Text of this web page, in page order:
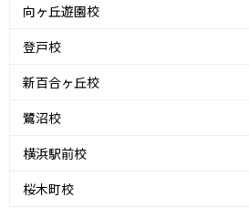
向ヶ丘遊園校
登戸校
新百合ヶ丘校
鷺沼校
横浜駅前校
桜木町校